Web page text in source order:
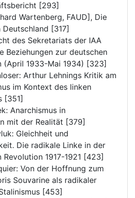
[293]
Wartenberg, FAUD], Die
Deutschland [317]
des Sekretariats der IAA
Beziehungen zur deutschen
(April 1933-Mai 1934) [323]
Arthur Lehnings Kritik am
im Kontext des linken
[351]
Anarchismus in
mit der Realität [379]
Gleichheit und
Die radikale Linke in der
Revolution 1917-1921 [423]
Von der Hoffnung zum
Souvarine als radikaler
[453]